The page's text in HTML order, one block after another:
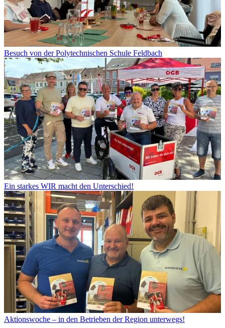
Besuch von der Polytechnischen Schule Feldbach
Ein starkes WIR macht den Unterschied!
Aktionswoche – in den Betrieben der Region unterwegs!